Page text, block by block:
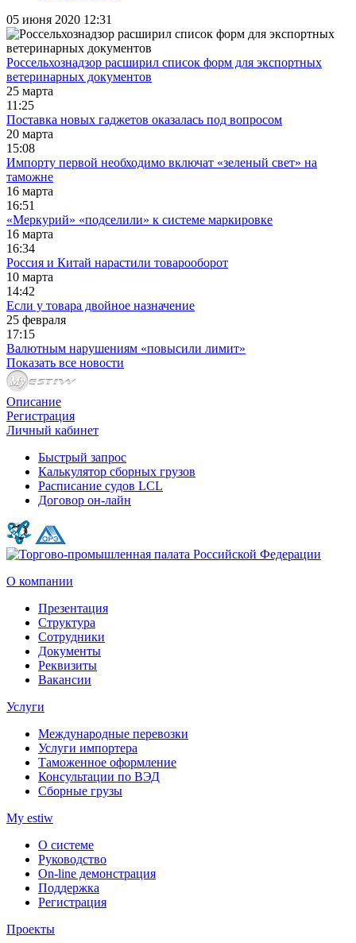
05 июня 2020 12:31
Россельхознадзор расширил список форм для экспортных
ветеринарных документов
25 марта
11:25
Поставка новых гаджетов оказалась под вопросом
20 марта
15:08
Импорту первой необходимо включат «зеленый свет» на
таможне
16 марта
16:51
«Меркурий» «подселили» к системе маркировке
16 марта
16:34
Россия и Китай нарастили товарооборот
10 марта
14:42
Если у товара двойное назначение
25 февраля
17:15
Валютным нарушениям «повысили лимит»
Показать все новости
Описание
Регистрация
Личный кабинет
Быстрый запрос
Калькулятор сборных грузов
Расписание судов LCL
Договор он-лайн
О компании
Презентация
Структура
Сотрудники
Документы
Реквизиты
Вакансии
Услуги
Международные перевозки
Услуги импортера
Таможенное оформление
Консультации по ВЭД
Сборные грузы
My estiw
О системе
Руководство
On-line демонстрация
Поддержка
Регистрация
Проекты